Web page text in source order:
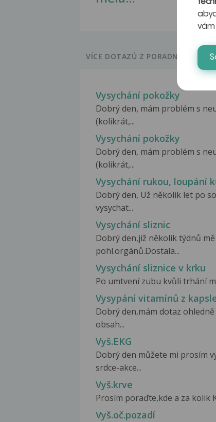
VÍCE DOTAZŮ Z PORADNY
Vysychání pokožky
Dobrý den, mám problém s
(kolikrát,...
Vysychání pokožky
Dobrý den, mám problém s
(kolikrát,...
Vysychání rukou, loupání
Dobrý den, Už několik let po
vysychat...
Vysychání sliznic
Dobrý den,již několik týdnů
pohl.orgánů.Dostala...
Vysychání sliznice v krku
Po umtvení zubu kvůli trhání
Vysypání vitamínů z
Dobrý den,mám dotaz
obsah...
Vyš.EKG
Dobrý den můžete mi prosím
srdce-akce...
Vyš.krve
Prosím poraďte,kde a za kolik
Vyš.oč.pozadí
vám